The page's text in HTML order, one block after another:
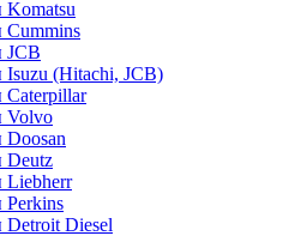
Cummins
JCB
Isuzu (Hitachi, JCB)
Caterpillar
Volvo
Deutz
Liebherr
Perkins
Diesel